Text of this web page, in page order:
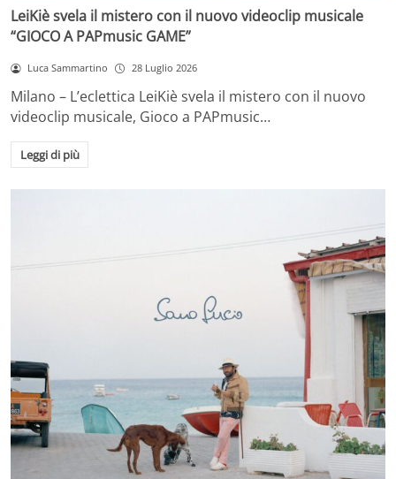
LeiKiè svela il mistero con il nuovo videoclip musicale
“GIOCO A PAPmusic GAME”
Luca Sammartino 28 Luglio 2026
Milano – L’eclettica LeiKiè svela il mistero con il nuovo
videoclip musicale, Gioco a PAPmusic…
Leggi di più